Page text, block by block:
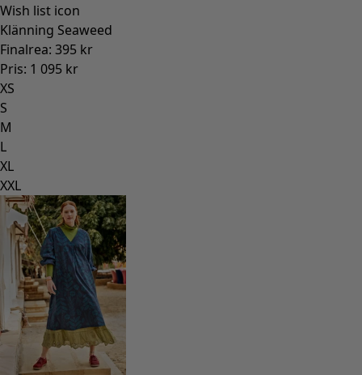
Wish list icon
Klänning Seaweed
Finalrea: 395 kr
Pris: 1 095 kr
XS
S
M
L
XL
XXL